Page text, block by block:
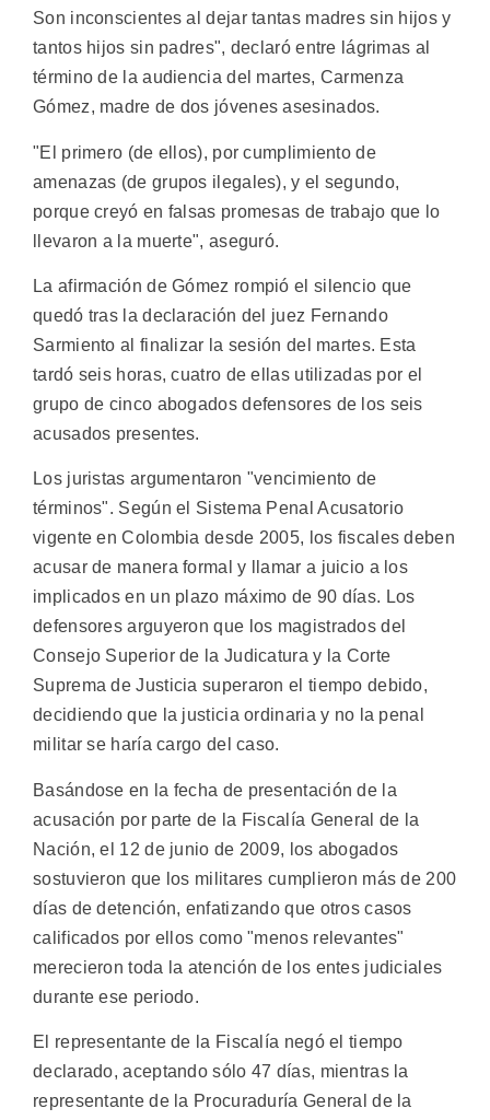
Son inconscientes al dejar tantas madres sin hijos y
tantos hijos sin padres", declaró entre lágrimas al
término de la audiencia del martes, Carmenza
Gómez, madre de dos jóvenes asesinados.
"El primero (de ellos), por cumplimiento de
amenazas (de grupos ilegales), y el segundo,
porque creyó en falsas promesas de trabajo que lo
llevaron a la muerte", aseguró.
La afirmación de Gómez rompió el silencio que
quedó tras la declaración del juez Fernando
Sarmiento al finalizar la sesión del martes. Esta
tardó seis horas, cuatro de ellas utilizadas por el
grupo de cinco abogados defensores de los seis
acusados presentes.
Los juristas argumentaron "vencimiento de
términos". Según el Sistema Penal Acusatorio
vigente en Colombia desde 2005, los fiscales deben
acusar de manera formal y llamar a juicio a los
implicados en un plazo máximo de 90 días. Los
defensores arguyeron que los magistrados del
Consejo Superior de la Judicatura y la Corte
Suprema de Justicia superaron el tiempo debido,
decidiendo que la justicia ordinaria y no la penal
militar se haría cargo del caso.
Basándose en la fecha de presentación de la
acusación por parte de la Fiscalía General de la
Nación, el 12 de junio de 2009, los abogados
sostuvieron que los militares cumplieron más de 200
días de detención, enfatizando que otros casos
calificados por ellos como "menos relevantes"
merecieron toda la atención de los entes judiciales
durante ese periodo.
El representante de la Fiscalía negó el tiempo
declarado, aceptando sólo 47 días, mientras la
representante de la Procuraduría General de la